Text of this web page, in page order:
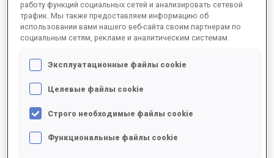
ДАННЫХ НЕТ
ВЫСШИЕ ДОСТИЖЕНИЯ СЕЗОНА
работу функций социальных сетей и анализировать сетевой
трафик. Мы также предоставляем информацию об
использовании вами нашего веб-сайта своим партнерам по
социальным сетям, рекламе и аналитическим системам.
Эксплуатационные файлы cookie
Целевые файлы cookie
Строго необходимые файлы cookie
Функциональные файлы cookie